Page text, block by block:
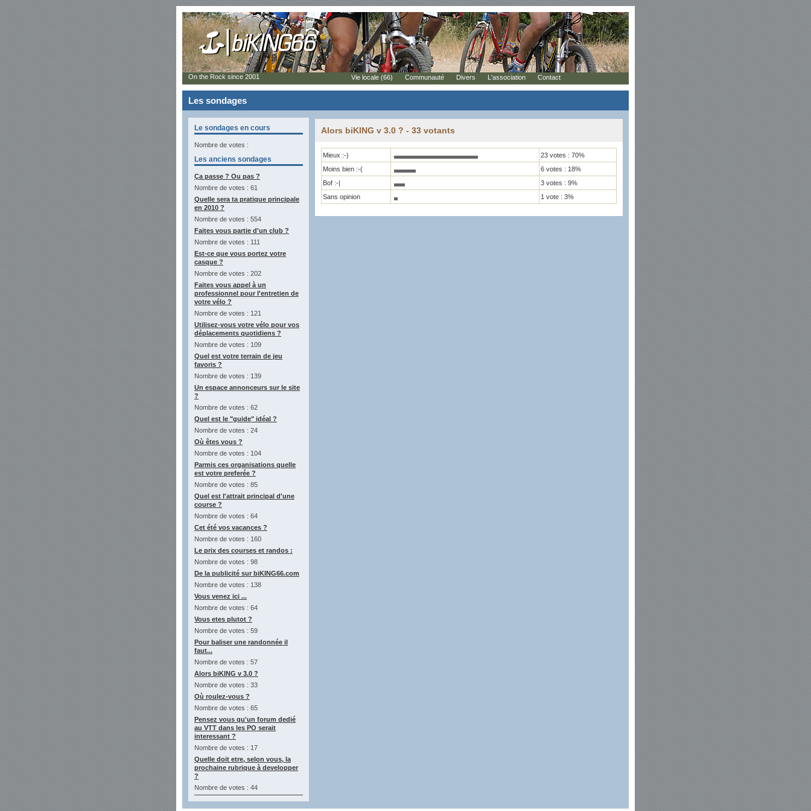
Les sondages
Le sondages en cours
Nombre de votes :
Les anciens sondages
Ça passe ? Ou pas ?
Nombre de votes : 61
Quelle sera ta pratique principale
en 2010 ?
Nombre de votes : 554
Faites vous partie d'un club ?
Nombre de votes : 111
Est-ce que vous portez votre
casque ?
Nombre de votes : 202
Faites vous appel à un
professionnel pour l'entretien de
votre vélo ?
Nombre de votes : 121
Utilisez-vous votre vélo pour vos
déplacements quotidiens ?
Nombre de votes : 109
Quel est votre terrain de jeu
favoris ?
Nombre de votes : 139
Un espace annonceurs sur le site
?
Nombre de votes : 62
Quel est le "guide" idéal ?
Nombre de votes : 24
Où êtes vous ?
Nombre de votes : 104
Parmis ces organisations quelle
est votre preferée ?
Nombre de votes : 85
Quel est l'attrait principal d'une
course ?
Nombre de votes : 64
Cet été vos vacances ?
Nombre de votes : 160
Le prix des courses et randos :
Nombre de votes : 98
De la publicité sur biKING66.com
Nombre de votes : 138
Vous venez ici ...
Nombre de votes : 64
Vous etes plutot ?
Nombre de votes : 59
Pour baliser une randonnée il
faut...
Nombre de votes : 57
Alors biKING v 3.0 ?
Nombre de votes : 33
Où roulez-vous ?
Nombre de votes : 65
Pensez vous qu'un forum dedié
au VTT dans les PO serait
interessant ?
Nombre de votes : 17
Quelle doit etre, selon vous, la
prochaine rubrique à developper
?
Nombre de votes : 44
Alors biKING v 3.0 ? - 33 votants
Mieux :-)
23 votes : 70%
Moins bien :-(
6 votes : 18%
Bof :-|
3 votes : 9%
Sans opinion
1 vote : 3%
On the Rock since 2001 Vie locale (66) Communauté Divers L'association Contact